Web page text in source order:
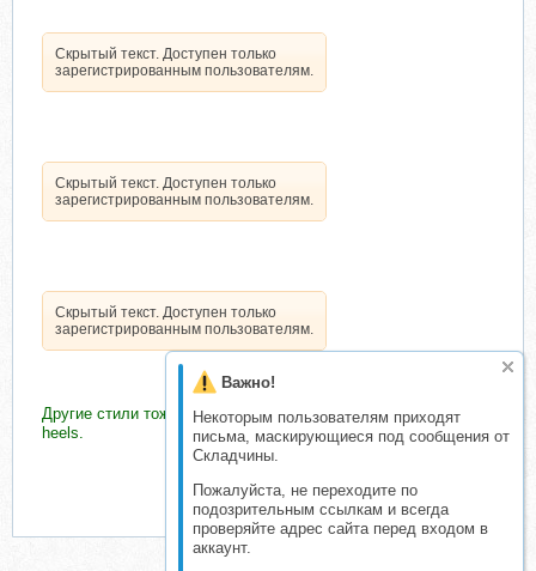
Важно!
Некоторым пользователям приходят
письма, маскирующиеся под сообщения от
Складчины.
Пожалуйста, не переходите по
подозрительным ссылкам и всегда
проверяйте адрес сайта перед входом в
аккаунт.
Скрытый текст. Доступен только
зарегистрированным пользователям.
Скрытый текст. Доступен только
зарегистрированным пользователям.
Скрытый текст. Доступен только
зарегистрированным пользователям.
Другие стили тоже «ДОСТУПНЫ»: от брейкинга, хип-хопа до
heels.
Последнее редактирование: